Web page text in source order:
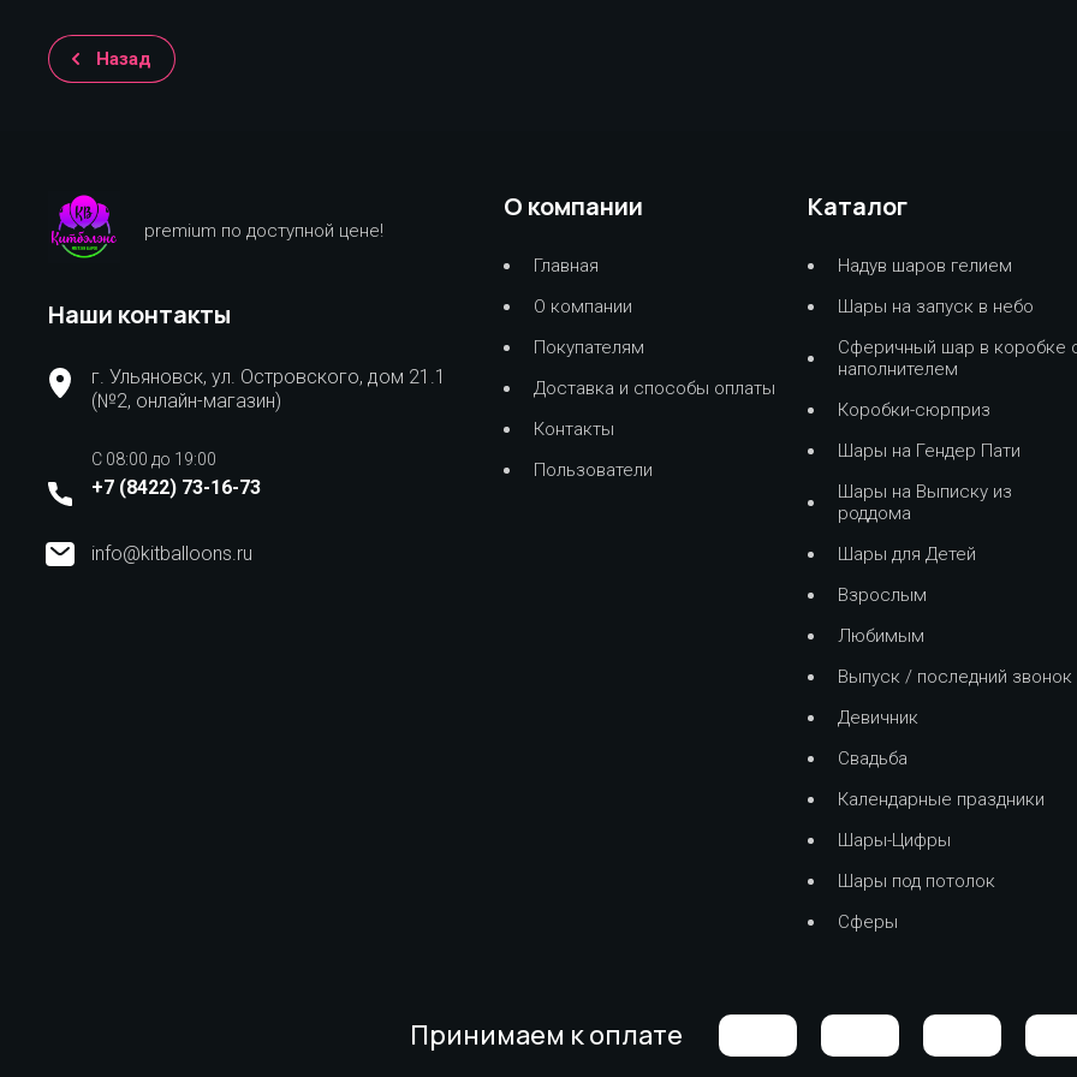
Назад
premium по доступной цене!
Наши контакты
г. Ульяновск, ул. Островского, дом 21.1
(№2, онлайн-магазин)
C 08:00 до 19:00
+7 (8422) 73-16-73
info@kitballoons.ru
О компании
Главная
О компании
Покупателям
Доставка и способы оплаты
Контакты
Пользователи
Каталог
Надув шаров гелием
Шары на запуск в небо
Сферичный шар в коробке
наполнителем
Коробки-сюрприз
Шары на Гендер Пати
Шары на Выписку из
роддома
Шары для Детей
Взрослым
Любимым
Выпуск / последний звонок
Девичник
Свадьба
Календарные праздники
Шары-Цифры
Шары под потолок
Сферы
Принимаем к оплате